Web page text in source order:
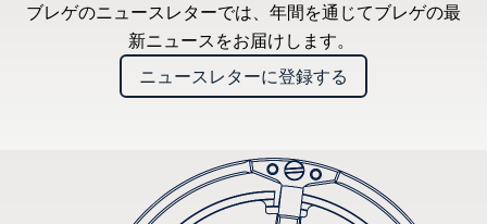
ブレゲのニュースレターでは、年間を通じてブレゲの最
新ニュースをお届けします。
ニュースレターに登録する